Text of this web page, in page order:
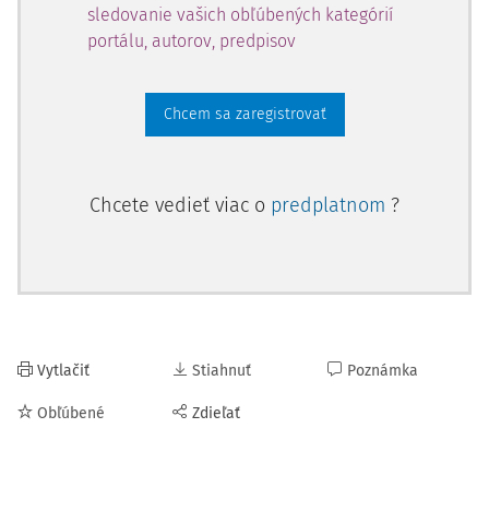
sledovanie vašich obľúbených kategórií
portálu, autorov, predpisov
Chcem sa zaregistrovať
Chcete vedieť viac o predplatnom ?
Vytlačiť
Obľúbené
Stiahnuť
Zdieľať
Poznámka